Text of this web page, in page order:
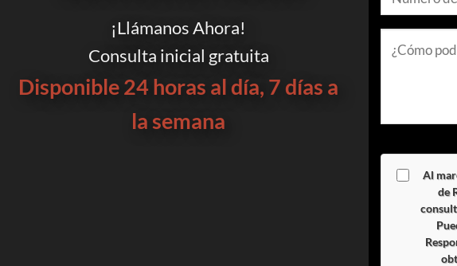
¡Llámanos Ahora!
Consulta inicial gratuita
Disponible 24 horas al día, 7 días a
la semana
Al
de